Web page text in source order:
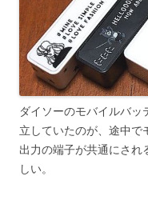
ダイソーのモバイルバッ
立していたのが、途中で
出力の端子が共通にされ
しい。